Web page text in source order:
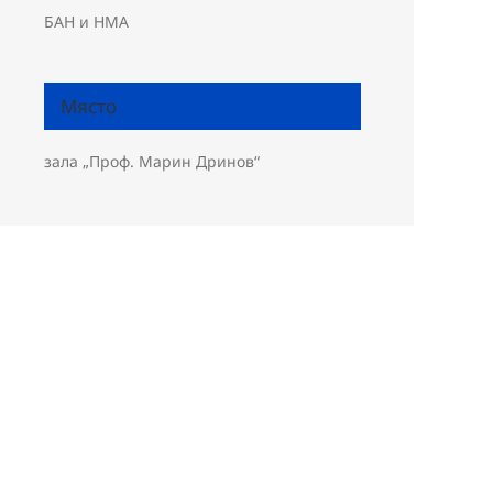
БАН и НМА
Място
зала „Проф. Марин Дринов“